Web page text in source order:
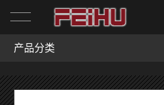
产品分类
首页
关于我们